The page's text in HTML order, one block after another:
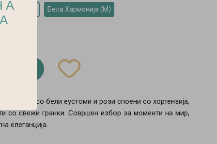
(S) Бела Хармонија (M)
свежина, со бели еустоми и рози споени со хортензија,
со свежи гранки. Совршен избор за моменти на мир,
елеганција.